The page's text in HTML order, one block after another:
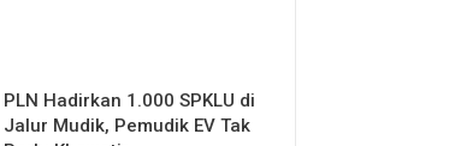
PLN Hadirkan 1.000 SPKLU di
Jalur Mudik, Pemudik EV Tak